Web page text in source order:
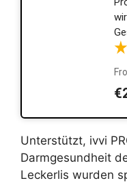
Unterstützt, ivvi
Darmgesundheit
Leckerlis wurden